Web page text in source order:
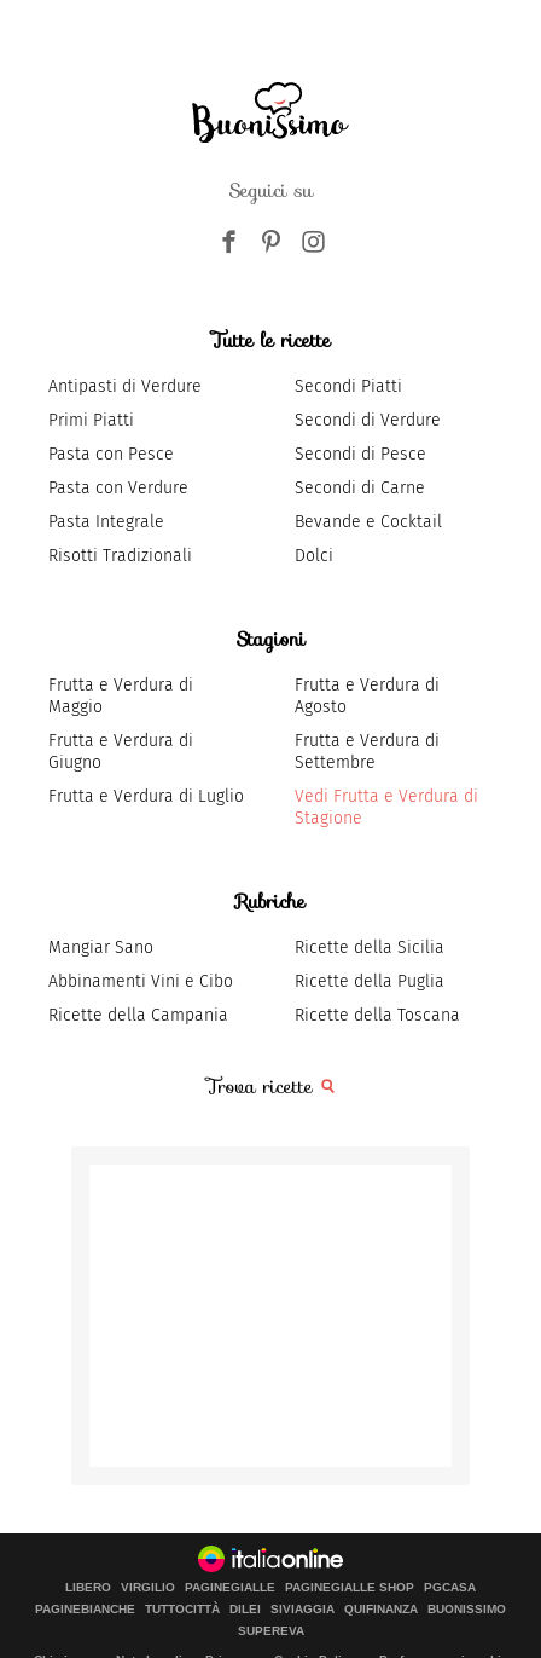
Seguici su
Tutte le ricette
Antipasti di Verdure
Primi Piatti
Pasta con Pesce
Pasta con Verdure
Pasta Integrale
Risotti Tradizionali
Secondi Piatti
Secondi di Verdure
Secondi di Pesce
Secondi di Carne
Bevande e Cocktail
Dolci
Stagioni
Frutta e Verdura di
Maggio
Frutta e Verdura di
Giugno
Frutta e Verdura di Luglio
Frutta e Verdura di
Agosto
Frutta e Verdura di
Settembre
Vedi Frutta e Verdura di
Stagione
Rubriche
Mangiar Sano
Abbinamenti Vini e Cibo
Ricette della Campania
Ricette della Sicilia
Ricette della Puglia
Ricette della Toscana
Trova ricette
LIBERO VIRGILIO PAGINEGIALLE PAGINEGIALLE SHOP
PGCASA
PAGINEBIANCHE
TUTTOCITTÀ DILEI SIVIAGGIA QUIFINANZA
BUONISSIMO
SUPEREVA